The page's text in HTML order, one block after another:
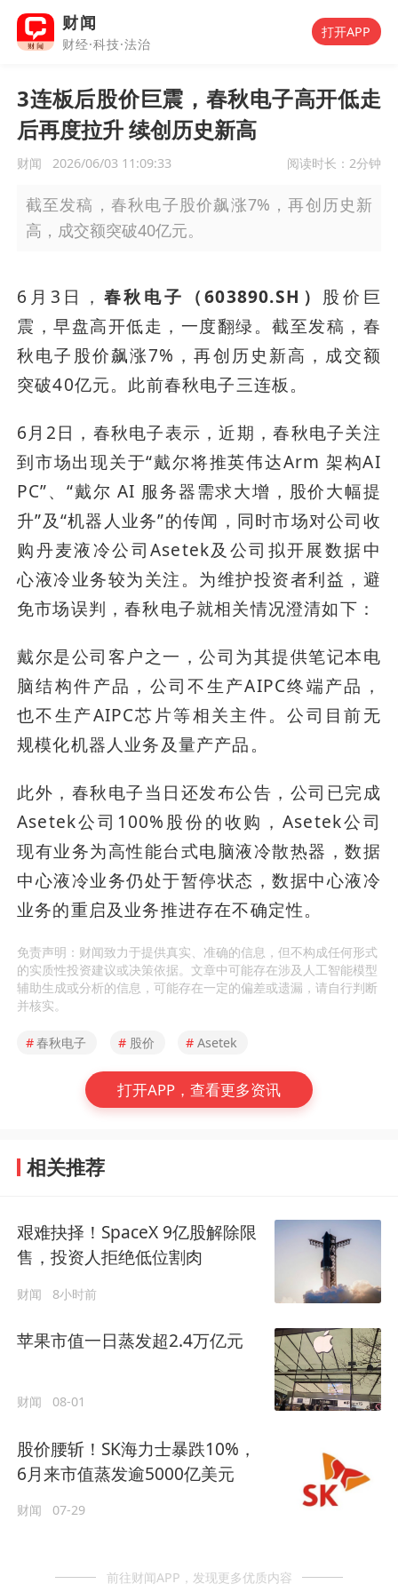
财闻
财经·科技·法治
打开APP
3连板后股价巨震，春秋电子高开低走
后再度拉升 续创历史新高
财闻 2026/06/03 11:09:33 阅读时长： 2分钟
截至发稿，春秋电子股价飙涨7%，再创历史新
高，成交额突破40亿元。
6月3日， 春秋电子（603890.SH） 股价巨
震，早盘高开低走，一度翻绿。截至发稿，春
秋电子股价飙涨7%，再创历史新高，成交额
突破40亿元。此前春秋电子三连板。
6月2日，春秋电子表示，近期，春秋电子关注
到市场出现关于“戴尔将推英伟达Arm 架构AI
PC”、“戴尔 AI 服务器需求大增，股价大幅提
升”及“机器人业务”的传闻，同时市场对公司收
购丹麦液冷公司Asetek及公司拟开展数据中
心液冷业务较为关注。为维护投资者利益，避
免市场误判，春秋电子就相关情况澄清如下：
戴尔是公司客户之一，公司为其提供笔记本电
脑结构件产品，公司不生产AIPC终端产品，
也不生产AIPC芯片等相关主件。公司目前无
规模化机器人业务及量产产品。
此外，春秋电子当日还发布公告，公司已完成
Asetek公司100%股份的收购，Asetek公司
现有业务为高性能台式电脑液冷散热器，数据
中心液冷业务仍处于暂停状态，数据中心液冷
业务的重启及业务推进存在不确定性。
免责声明：财闻致力于提供真实、准确的信息，但不构成任何形式
的实质性投资建议或决策依据。文章中可能存在涉及人工智能模型
辅助生成或分析的信息，可能存在一定的偏差或遗漏，请自行判断
并核实。
#春秋电子 # 股价 # Asetek
打开APP，查看更多资讯
相关推荐
艰难抉择！SpaceX 9亿股解除限
售，投资人拒绝低位割肉
财闻 8小时前
苹果市值一日蒸发超2.4万亿元
财闻 08-01
股价腰斩！SK海力士暴跌10%，
6月来市值蒸发逾5000亿美元
财闻 07-29
前往财闻APP，发现更多优质内容